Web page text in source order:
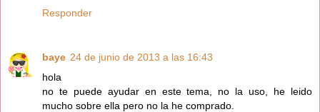
Responder
baye 24 de junio de 2013 a las 16:43
hola
no te puede ayudar en este tema, no la uso, he leido
mucho sobre ella pero no la he comprado.